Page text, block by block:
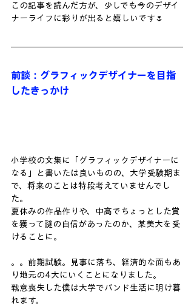
この記事を読んだ方が、少しでも今のデザイ
ナーライフに彩りが出ると嬉しいです🌷
前談：グラフィックデザイナーを目指
したきっかけ
小学校の文集に「グラフィックデザイナーに
なる」と書いたは良いものの、大学受験期ま
で、将来のことは特段考えていませんでし
た。
夏休みの作品作りや、中高でちょっとした賞
を獲って謎の自信があったのか、某美大を受
けることに。
。。前期試験。見事に落ち、経済的な面もあ
り地元の4大にいくことになりました。
戦意喪失した僕は大学でバンド生活に明け暮
れます。